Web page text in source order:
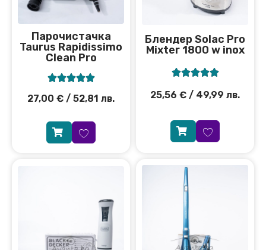
Парочистачка
Taurus Rapidissimo
Clean Pro

27,00 € / 52,81 лв.
Блендер Solac Pro
Mixter 1800 w inox

25,56 € / 49,99 лв.